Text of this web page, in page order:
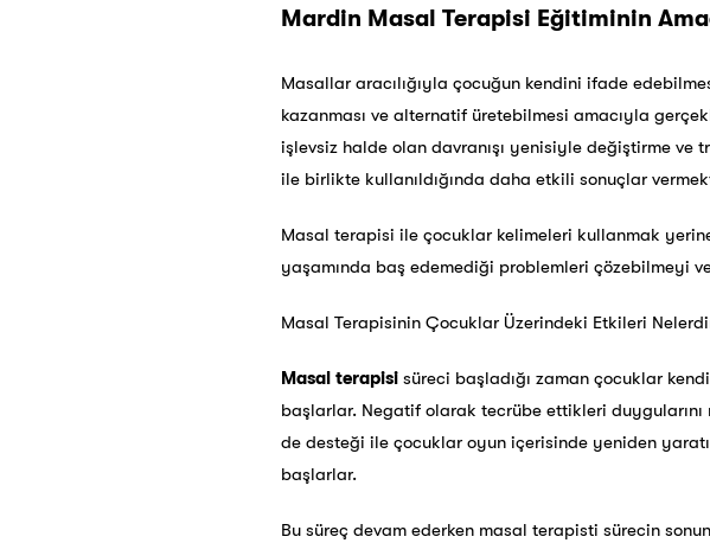
Mardin Masal Terapisi Eğitiminin
Masallar aracılığıyla çocuğun kendini ifade
kazanması ve alternatif üretebilmesi amacıyla
işlevsiz halde olan davranışı yenisiyle değiştirme ve
ile birlikte kullanıldığında daha etkili sonuçlar
Masal terapisi ile çocuklar kelimeleri kullanmak
yaşamında baş edemediği problemleri çözebilmeyi
Masal Terapisinin Çocuklar Üzerindeki Etkileri
Masal terapisi süreci başladığı zaman çocuklar
başlarlar. Negatif olarak tecrübe ettikleri
de desteği ile çocuklar oyun içerisinde yeniden
başlarlar.
Bu süreç devam ederken masal terapisti sürecin